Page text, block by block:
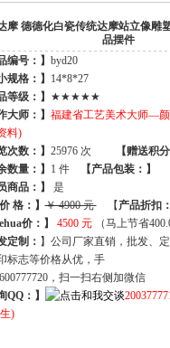
摩 德德化白瓷传统达摩站立像雕
品摆件
编号：】 byd20
规格：】
14*8*27
等级：】
★★★★★
大师：】 福建省工艺美术大师—
料)
次数：】 25976 次 【赠送积分
数量：】 1 件【产品包装：】
商品： 】
是
格： 】￥ 4900 元【 产品折扣：
价：】
4500 元
（马上节省
定制： 】公司厂家直销，批发、定
标志等价格从优，手
，扫一扫右侧加微信
QQ：】
)